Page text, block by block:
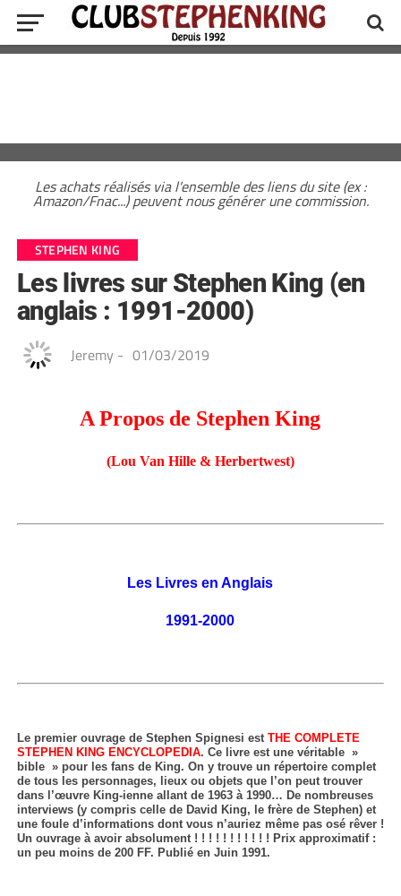
Les achats réalisés via l'ensemble des liens du site (ex :
Amazon/Fnac...) peuvent nous générer une commission.
STEPHEN KING
Les livres sur Stephen King (en
anglais : 1991-2000)
Jeremy - 01/03/2019
A Propos de Stephen King
(Lou Van Hille & Herbertwest)
Les Livres en Anglais
1991-2000
Le premier ouvrage de Stephen Spignesi est THE COMPLETE
STEPHEN KING ENCYCLOPEDIA. Ce livre est une véritable »
bible » pour les fans de King. On y trouve un répertoire complet
de tous les personnages, lieux ou objets que l’on peut trouver
dans l’œuvre King-ienne allant de 1963 à 1990… De nombreuses
interviews (y compris celle de David King, le frère de Stephen) et
une foule d’informations dont vous n’auriez même pas osé rêver !
Un ouvrage à avoir absolument ! ! ! ! ! ! ! ! ! ! ! Prix approximatif :
un peu moins de 200 FF. Publié en Juin 1991.